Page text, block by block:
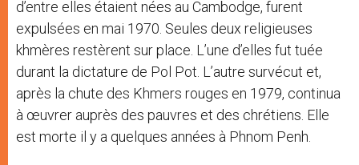
d’entre elles étaient nées au Cambodge, furent
expulsées en mai 1970. Seules deux religieuses
khmères restèrent sur place. L’une d’elles fut tuée
durant la dictature de Pol Pot. L’autre survécut et,
après la chute des Khmers rouges en 1979, continua
à œuvrer auprès des pauvres et des chrétiens. Elle
est morte il y a quelques années à Phnom Penh.